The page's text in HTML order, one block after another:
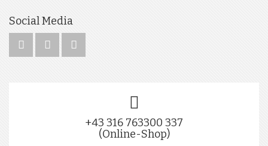
Social Media
+43 316 763300 337
(Online-Shop)